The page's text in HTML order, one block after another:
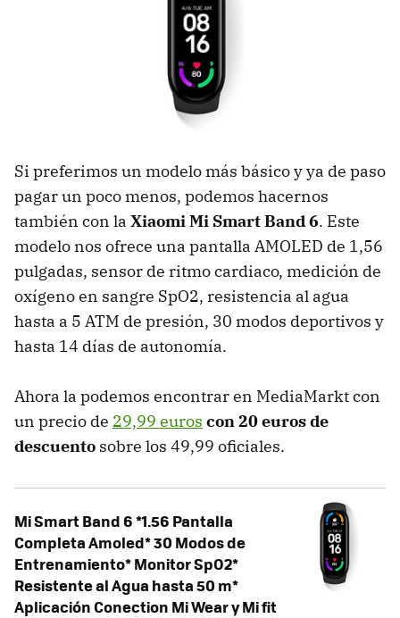
Si preferimos un modelo más básico y ya de paso
pagar un poco menos, podemos hacernos
también con la Xiaomi Mi Smart Band 6. Este
modelo nos ofrece una pantalla AMOLED de 1,56
pulgadas, sensor de ritmo cardiaco, medición de
oxígeno en sangre SpO2, resistencia al agua
hasta a 5 ATM de presión, 30 modos deportivos y
hasta 14 días de autonomía.
Ahora la podemos encontrar en MediaMarkt con
un precio de 29,99 euros con 20 euros de
descuento sobre los 49,99 oficiales.
Mi Smart Band 6 *1.56 Pantalla
Completa Amoled* 30 Modos de
Entrenamiento* Monitor SpO2*
Resistente al Agua hasta 50 m*
Aplicación Conection Mi Wear y Mi fit